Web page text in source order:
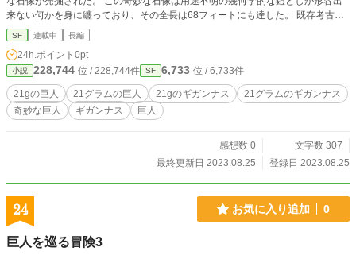
来ない何かを身に纏っており、その全長は68フィートにも達した。 既存考古学
上どの偶像とも似てはいなかったその石像は発掘が進むにつれ重さが存在しない
未知の物質で構築されている事が判明した。 石像をたった数人の発掘作業員だ
けで軽々と持ち上げる事が出来る程だったという。 しかし厳密に計量した所確
かに重さは存在したとされる。 それはたったの21グラムであった。
SF 連載中 長編
24h.ポイント 0pt
小説 228,744 位 / 228,744件 SF 6,733 位 / 6,733件
21gの巨人 21グラムの巨人 21gのギガンナス
21グラムのギガンナス
奇妙な巨人
ギガンナス 巨人
感想数 0
文字数 307
最終更新日 2023.08.25
登録日 2023.08.25
24 お気に入り追加 0
巨人を巡る冒険3